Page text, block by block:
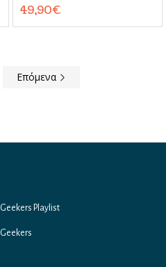
49,90€
Επόμενα
Geekers Playlist
Geekers